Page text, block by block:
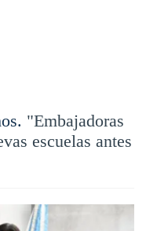
"Embajadoras
escuelas antes